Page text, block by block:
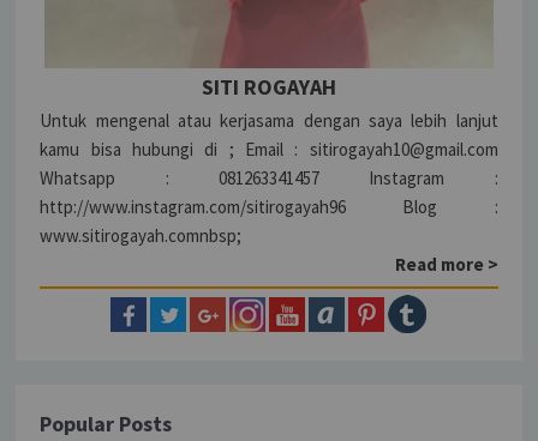
SITI ROGAYAH
Untuk mengenal atau kerjasama dengan saya lebih lanjut
kamu bisa hubungi di ; Email : sitirogayah10@gmail.com
Whatsapp : 081263341457 Instagram :
http://www.instagram.com/sitirogayah96 Blog :
www.sitirogayah.comnbsp;
Read more >
Popular Posts